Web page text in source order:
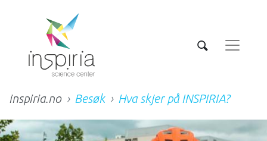
inspiria.no Besøk Hva skjer på INSPIRIA?